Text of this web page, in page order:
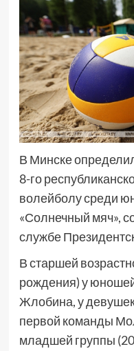
В Минске
8-го
волейболу среди
«Солнечный мяч»,
службе
В старшей
рождения) у
Жлобина, у
первой команды
младшей группы